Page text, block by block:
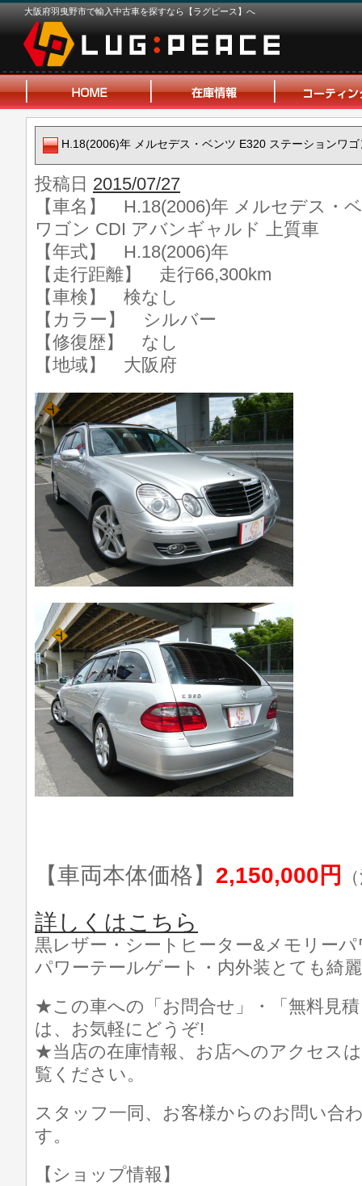
大阪府羽曳野市で輸入中古車を探すなら【ラグピース】へ
H.18(2006)年 メルセデス・ベンツ E320 ステーションワ
投稿日 2015/07/27
【車名】 H.18(2006)年 メルセデス・
ワゴン CDI アバンギャルド 上質車
【年式】 H.18(2006)年
【走行距離】 走行66,300km
【車検】 検なし
【カラー】 シルバー
【修復歴】 なし
【地域】 大阪府
【車両本体価格】 2,150,000円
詳しくはこちら
黒レザー・シートヒーター&メモリー
パワーテールゲート・内外装とても綺
★この車への「お問合せ」・「無料見
は、お気軽にどうぞ!
★当店の在庫情報、お店へのアクセス
覧ください。
スタッフ一同、お客様からのお問い合
す。
【ショップ情報】